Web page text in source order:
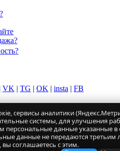
VK | TG | OK | insta | FB
сервисы аналитики
системы, для улучшения
персональные данные указанные
данные не передаются третьим
соглашаетесь с этим.